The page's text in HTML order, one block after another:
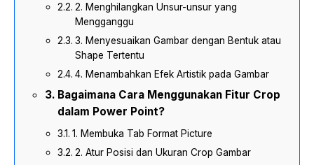
2. Menghilangkan Unsur-unsur yang
Mengganggu
3. Menyesuaikan Gambar dengan Bentuk atau
Shape Tertentu
4. Menambahkan Efek Artistik pada Gambar
Bagaimana Cara Menggunakan Fitur Crop
dalam Power Point?
1. Membuka Tab Format Picture
2. Atur Posisi dan Ukuran Crop Gambar